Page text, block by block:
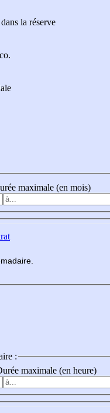
la réserve
maximale (en mois)
madaire
:
maximale (en heure)